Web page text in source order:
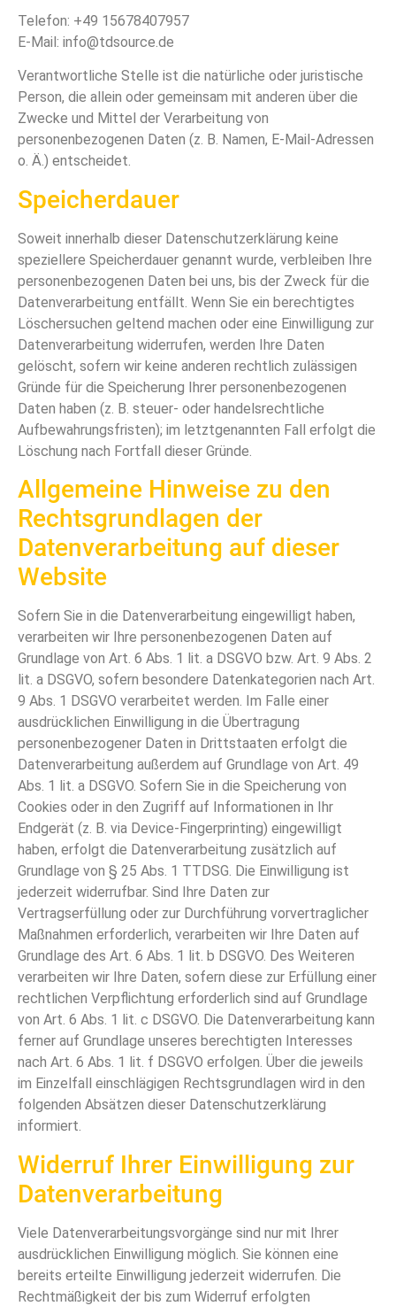
Telefon: +49 15678407957
E-Mail: info@tdsource.de
Verantwortliche Stelle ist die natürliche oder juristische
Person, die allein oder gemeinsam mit anderen über die
Zwecke und Mittel der Verarbeitung von
personenbezogenen Daten (z. B. Namen, E-Mail-Adressen
o. Ä.) entscheidet.
Speicherdauer
Soweit innerhalb dieser Datenschutzerklärung keine
speziellere Speicherdauer genannt wurde, verbleiben Ihre
personenbezogenen Daten bei uns, bis der Zweck für die
Datenverarbeitung entfällt. Wenn Sie ein berechtigtes
Löschersuchen geltend machen oder eine Einwilligung zur
Datenverarbeitung widerrufen, werden Ihre Daten
gelöscht, sofern wir keine anderen rechtlich zulässigen
Gründe für die Speicherung Ihrer personenbezogenen
Daten haben (z. B. steuer- oder handelsrechtliche
Aufbewahrungsfristen); im letztgenannten Fall erfolgt die
Löschung nach Fortfall dieser Gründe.
Allgemeine Hinweise zu den
Rechtsgrundlagen der
Datenverarbeitung auf dieser
Website
Sofern Sie in die Datenverarbeitung eingewilligt haben,
verarbeiten wir Ihre personenbezogenen Daten auf
Grundlage von Art. 6 Abs. 1 lit. a DSGVO bzw. Art. 9 Abs. 2
lit. a DSGVO, sofern besondere Datenkategorien nach Art.
9 Abs. 1 DSGVO verarbeitet werden. Im Falle einer
ausdrücklichen Einwilligung in die Übertragung
personenbezogener Daten in Drittstaaten erfolgt die
Datenverarbeitung außerdem auf Grundlage von Art. 49
Abs. 1 lit. a DSGVO. Sofern Sie in die Speicherung von
Cookies oder in den Zugriff auf Informationen in Ihr
Endgerät (z. B. via Device-Fingerprinting) eingewilligt
haben, erfolgt die Datenverarbeitung zusätzlich auf
Grundlage von § 25 Abs. 1 TTDSG. Die Einwilligung ist
jederzeit widerrufbar. Sind Ihre Daten zur
Vertragserfüllung oder zur Durchführung vorvertraglicher
Maßnahmen erforderlich, verarbeiten wir Ihre Daten auf
Grundlage des Art. 6 Abs. 1 lit. b DSGVO. Des Weiteren
verarbeiten wir Ihre Daten, sofern diese zur Erfüllung einer
rechtlichen Verpflichtung erforderlich sind auf Grundlage
von Art. 6 Abs. 1 lit. c DSGVO. Die Datenverarbeitung kann
ferner auf Grundlage unseres berechtigten Interesses
nach Art. 6 Abs. 1 lit. f DSGVO erfolgen. Über die jeweils
im Einzelfall einschlägigen Rechtsgrundlagen wird in den
folgenden Absätzen dieser Datenschutzerklärung
informiert.
Widerruf Ihrer Einwilligung zur
Datenverarbeitung
Viele Datenverarbeitungsvorgänge sind nur mit Ihrer
ausdrücklichen Einwilligung möglich. Sie können eine
bereits erteilte Einwilligung jederzeit widerrufen. Die
Rechtmäßigkeit der bis zum Widerruf erfolgten